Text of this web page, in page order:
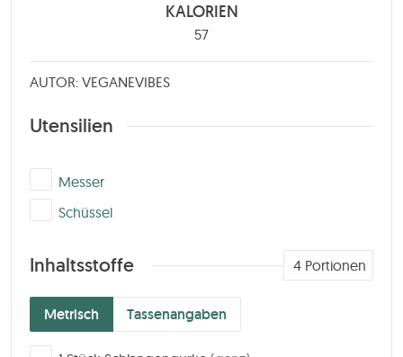
KALORIEN
57
AUTOR: VEGANEVIBES
Utensilien
▢Messer
▢
Schüssel
Inhaltsstoffe
Metrisch Tassenangaben
4 Portionen
▢